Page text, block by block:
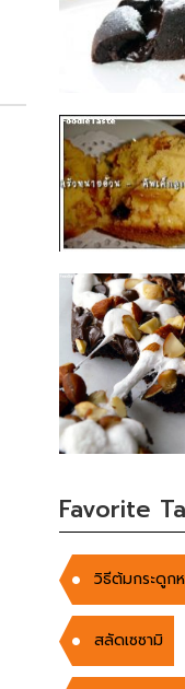
Favorite
วิธีต้มกระดูก
สลัดเซซามิ